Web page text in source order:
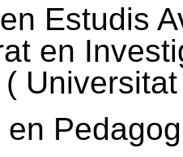
Estudis
en
en